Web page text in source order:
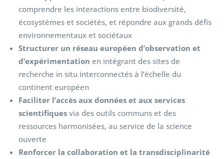
comprendre les interactions entre biodiversité,
écosystèmes et sociétés, et répondre aux grands défis
environnementaux et sociétaux
Structurer un réseau européen d’observation et
d’expérimentation en intégrant des sites de
recherche in situ interconnectés à l’échelle du
continent européen
Faciliter l’accès aux données et aux services
scientifiques via des outils communs et des
ressources harmonisées, au service de la science
ouverte
Renforcer la collaboration et la transdisciplinarité